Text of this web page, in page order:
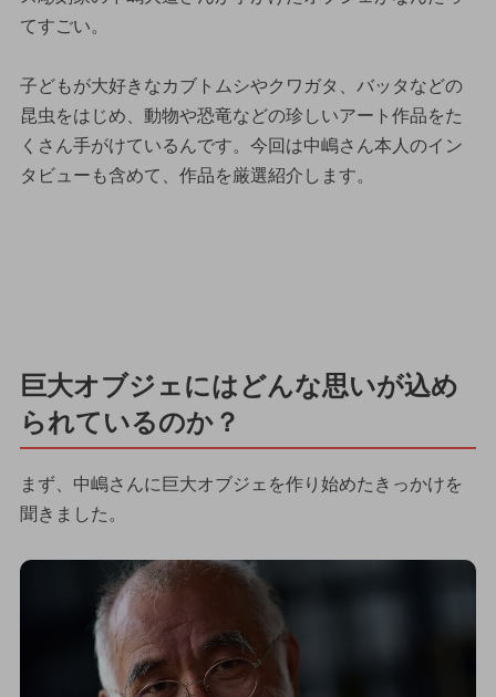
てすごい。
子どもが大好きなカブトムシやクワガタ、バッタなどの
昆虫をはじめ、動物や恐竜などの珍しいアート作品をた
くさん手がけているんです。今回は中嶋さん本人のイン
タビューも含めて、作品を厳選紹介します。
巨大オブジェにはどんな思いが込め
られているのか？
まず、中嶋さんに巨大オブジェを作り始めたきっかけを
聞きました。